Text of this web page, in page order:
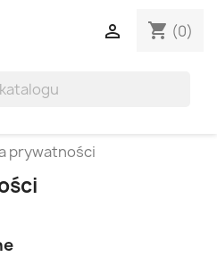
shopping_cart (0)

prywatności